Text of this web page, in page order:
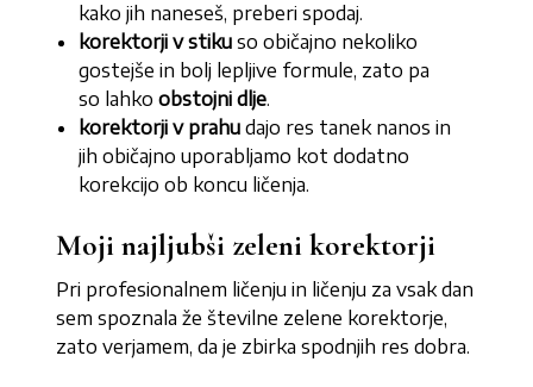
kako jih naneseš, preberi spodaj.
korektorji v stiku so običajno nekoliko
gostejše in bolj lepljive formule, zato pa
so lahkoobstojni dlje.
korektorji v prahu dajo res tanek nanos in
jih običajno uporabljamo kot dodatno
korekcijo ob koncu ličenja.
Moji najljubši zeleni korektorji
Pri profesionalnem ličenju in ličenju za vsak dan
sem spoznala že številne zelene korektorje,
zato verjamem, da je zbirka spodnjih res dobra.